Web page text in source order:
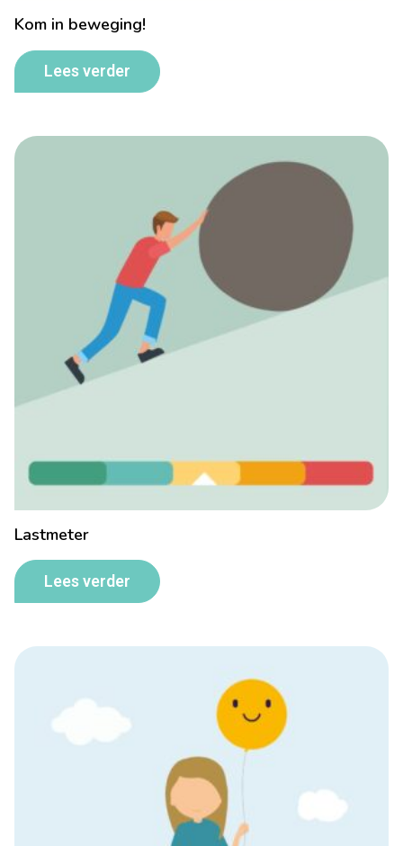
Kom in beweging!
Lees verder
Lastmeter
Lees verder